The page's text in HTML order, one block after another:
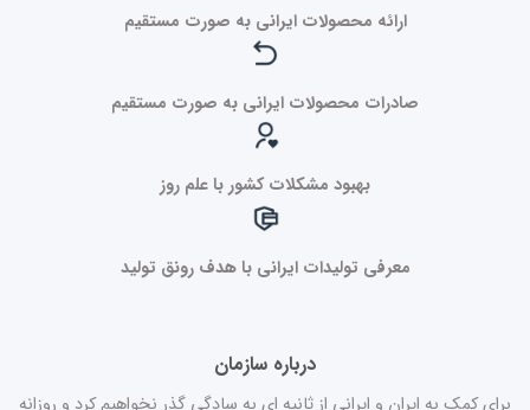
ارائه محصولات ایرانی به صورت مستقیم
صادرات محصولات ایرانی به صورت مستقیم
بهبود مشکلات کشور با علم روز
معرفی تولیدات ایرانی با هدف رونق تولید
درباره سازمان
برای کمک به ایران و ایرانی از ثانیه ای به سادگی گذر نخواهیم کرد و روزانه